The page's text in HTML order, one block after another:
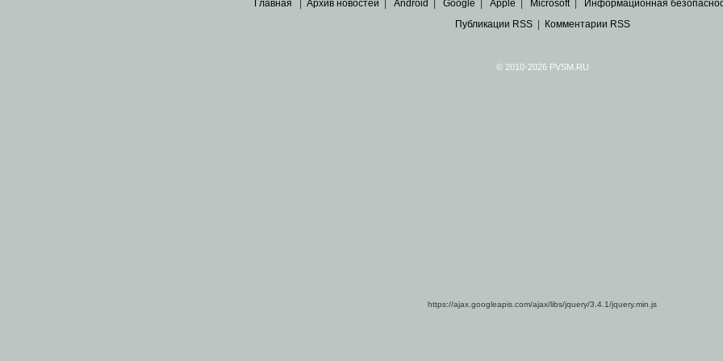
Главная Архив новостей Android Google Apple Microsoft| Информационная
Публикации RSS| Комментарии RSS
© 2010-2026 PVSM.RU
https://ajax.googleapis.com/ajax/libs/jquery/3.4.1/jquery.min.js